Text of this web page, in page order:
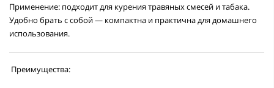
Применение: подходит для курения травяных смесей и табака.
Удобно брать с собой — компактна и практична для домашнего
использования.
Преимущества: